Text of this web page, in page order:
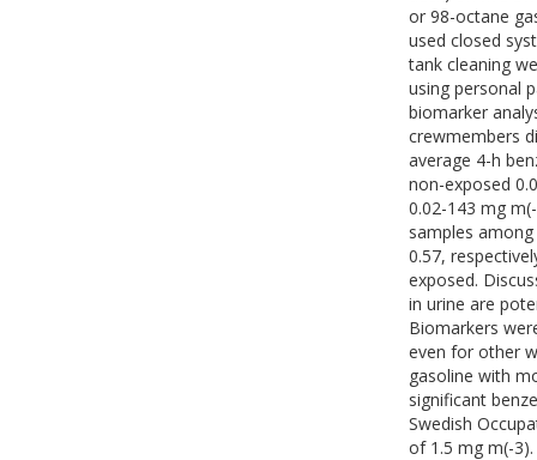
or 98-octane
used closed
tank cleaning
using personal
biomarker
crewmembers
average 4-h
non-exposed
0.02-143 mg
samples
0.57,
exposed.
in urine are
Biomarkers
even for other
gasoline with
significant
Swedish
of 1.5 mg m(-3).